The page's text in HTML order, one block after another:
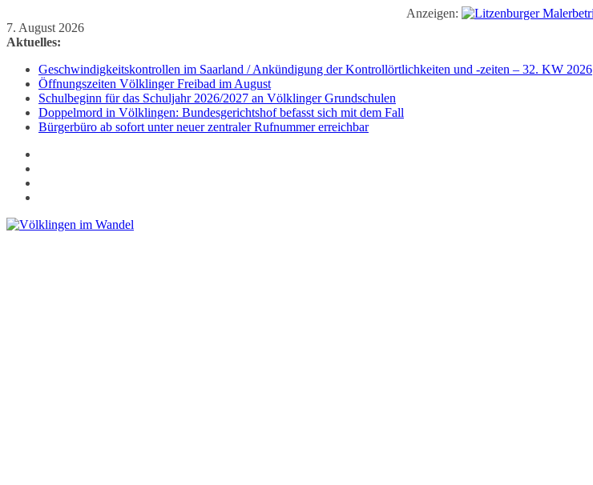
Anzeigen:
Zum
Inhalt
7. August 2026
Aktuelles:
Geschwindigkeitskontrollen im Saarland / Ankündigung der Kontrollörtlichkeiten und -zeiten – 32. KW 2026
Öffnungszeiten Völklinger Freibad im August
Schulbeginn für das Schuljahr 2026/2027 an Völklinger Grundschulen
Doppelmord in Völklingen: Bundesgerichtshof befasst sich mit dem Fall
Bürgerbüro ab sofort unter neuer zentraler Rufnummer erreichbar